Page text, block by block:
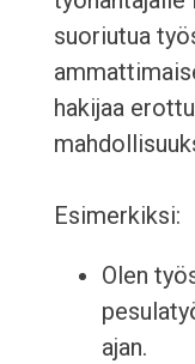
suoriutua
hakijaa
Esimerkiksi:
Olen
ajan.